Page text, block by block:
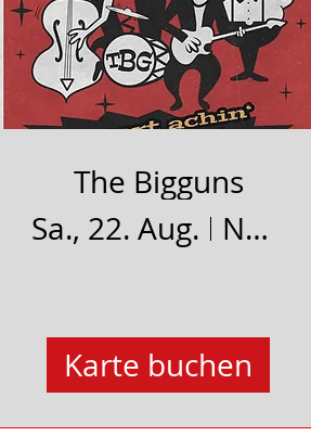
The Bigguns
Sa., 22. Aug.
Neues Schauspielhaus Uelzen
Karte buchen